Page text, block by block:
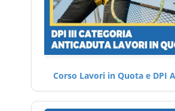
Corso Lavori in Quota e DPI